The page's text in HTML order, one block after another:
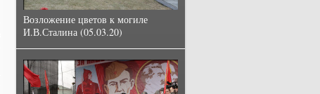
Возложение цветов к могиле
И.В.Сталина (05.03.20)